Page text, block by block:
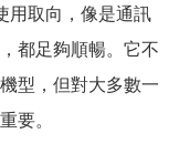
用取向，像是通訊
都足夠順暢。它不
型，但對大多數一
要。